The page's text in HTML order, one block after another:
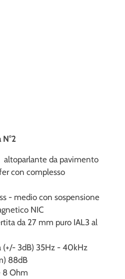
altoparlante da pavimento
con complesso
- medio con sospensione
NIC
da 27 mm puro IAL3 al
(+/- 3dB) 35Hz - 40kHz
88dB
8 Ohm